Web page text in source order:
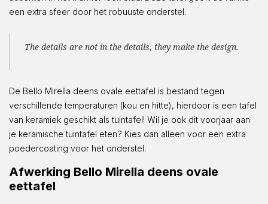
een extra sfeer door het robuuste onderstel.
The details are not in the details, they make the design.
De Bello Mirella deens ovale eettafel is bestand tegen
verschillende temperaturen (kou en hitte), hierdoor is een tafel
van keramiek geschikt als tuintafel! Wil je ook dit voorjaar aan
je keramische tuintafel eten? Kies dan alleen voor een extra
poedercoating voor het onderstel.
Afwerking Bello Mirella deens ovale
eettafel